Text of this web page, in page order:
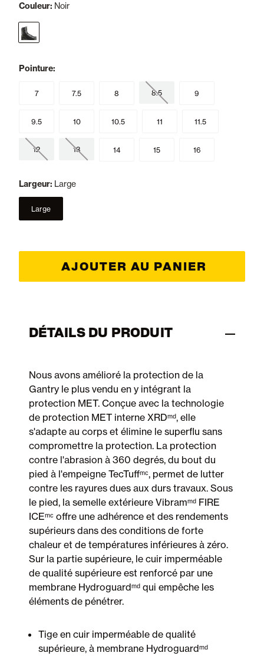
Couleur: Noir
Pointure:
7 7.5 8 8.5 9
9.5 10 10.5 11 11.5
12 13 14 15 16
Largeur: Large
Large
AJOUTER AU PANIER
DÉTAILS DU PRODUIT
Nous avons amélioré la protection de la
Gantry le plus vendu en y intégrant la
protection MET. Conçue avec la technologie
de protection MET interne XRDᵐᵈ, elle
s'adapte au corps et élimine le superflu sans
compromettre la protection. La protection
contre l'abrasion à 360 degrés, du bout du
pied à l'empeigne TecTuffᵐᶜ, permet de lutter
contre les rayures dues aux durs travaux. Sous
le pied, la semelle extérieure Vibramᵐᵈ FIRE
ICEᵐᶜ offre une adhérence et des rendements
supérieurs dans des conditions de forte
chaleur et de températures inférieures à zéro.
Sur la partie supérieure, le cuir imperméable
de qualité supérieure est renforcé par une
membrane Hydroguardᵐᵈ qui empêche les
éléments de pénétrer.
Tige en cuir imperméable de qualité
supérieure, à membrane Hydroguardᵐᵈ